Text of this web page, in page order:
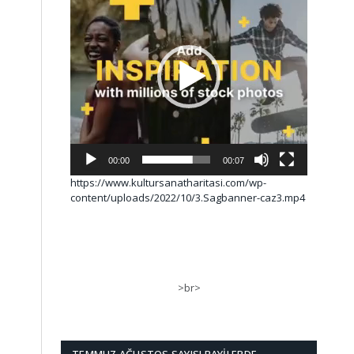
00:00 00:07
https://www.kultursanatharitasi.com/wp-
content/uploads/2022/10/3.Sagbanner-caz3.mp4
>br>